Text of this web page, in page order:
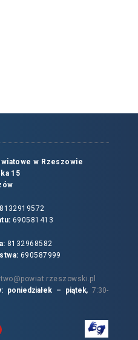
w Rzeszowie
15
8132919572
690581413
8132968582
690587999
poniedziałek – piątek,7:30-